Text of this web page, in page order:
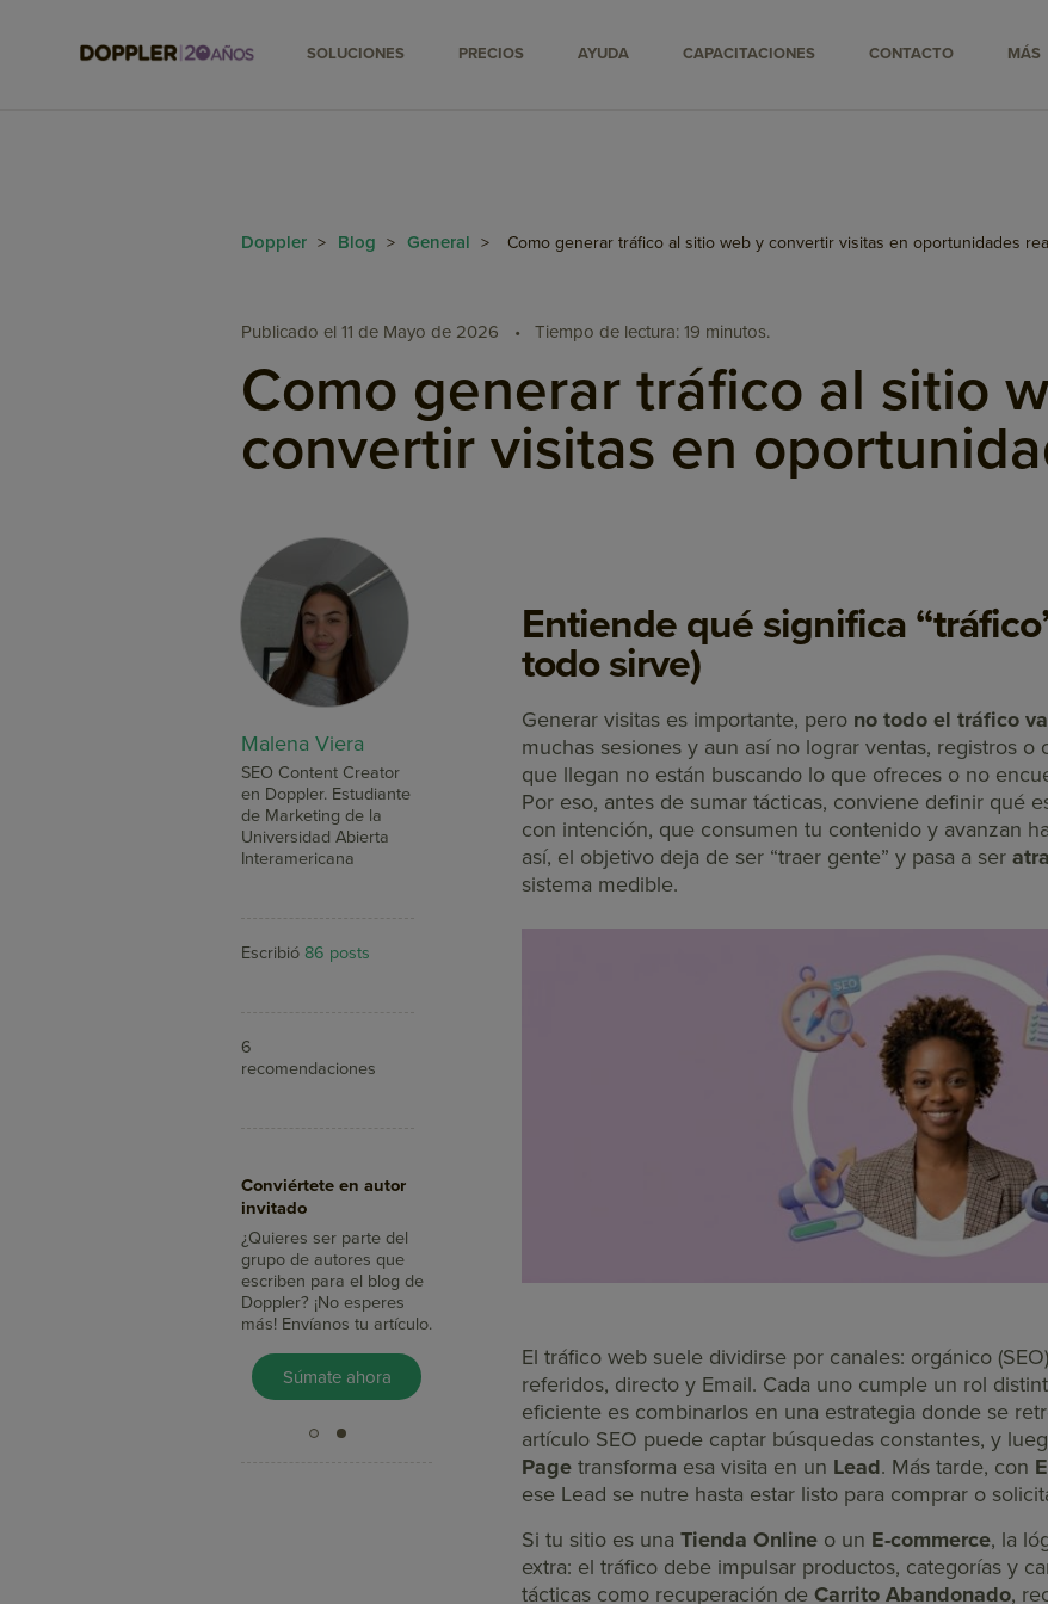
SOLUCIONES PRECIOS AYUDA CAPACITACIONES CONTACTO MÁS
Doppler > Blog > General > Como generar tráfico al sitio web y convertir visitas en oportunidades
Publicado el 11 de Mayo de 2026 • Tiempo de lectura: 19 minutos.
Como generar tráfico al sitio
convertir visitas en
Malena Viera
SEO Content Creator
en Doppler. Estudiante
de Marketing de la
Universidad Abierta
Interamericana
Escribió 86 posts
6
recomendaciones
Conviértete en autor
invitado
¿Quieres ser parte del
grupo de autores que
escriben para el blog de
Doppler? ¡No esperes
más! Envíanos tu artículo.
Súmate ahora
Entiende qué significa
todo sirve)
Generar visitas es importante, pero no todo el tráfico
muchas sesiones y aun así no lograr ventas, registros o
que llegan no están buscando lo que ofreces o no
Por eso, antes de sumar tácticas, conviene definir qué
con intención, que consumen tu contenido y avanzan
así, el objetivo deja de ser “traer gente” y pasa a ser
sistema medible.
El tráfico web suele dividirse por canales: orgánico
referidos, directo y Email. Cada uno cumple un rol
eficiente es combinarlos en una estrategia donde se
artículo SEO puede captar búsquedas constantes, y
Page transforma esa visita en un Lead. Más tarde, con
ese Lead se nutre hasta estar listo para comprar o
Si tu sitio es una Tienda Online o un E-commerce, la
extra: el tráfico debe impulsar productos, categorías y
tácticas como recuperación de Carrito Abandonado,